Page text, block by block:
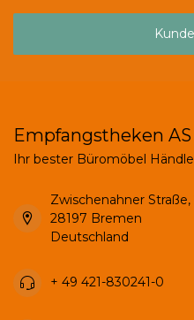
Empfangstheken AS
Ihr bester Büromöbel
Zwischenahner Straße,
28197 Bremen
Deutschland
+ 49 421-830241-0